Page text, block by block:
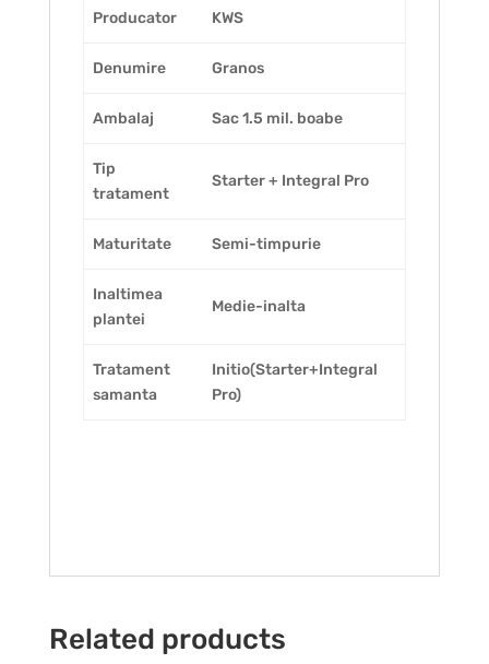
Producator KWS
Denumire Granos
Ambalaj Sac 1.5 mil. boabe
Tip
tratament
Starter + Integral Pro
Maturitate Semi-timpurie
Inaltimea
plantei
Medie-inalta
Tratament
samanta
Initio(Starter+Integral
Pro)
Related products